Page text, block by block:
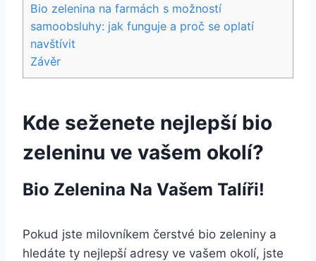
Bio zelenina na farmách⁢ s možností
samoobsluhy: jak funguje a proč se oplatí
navštívit
Závěr
Kde ‍seženete nejlepší bio
zeleninu ve vašem okolí?
Bio Zelenina Na ‍Vašem Talíři!
Pokud jste milovníkem čerstvé bio zeleniny a
hledáte ty nejlepší adresy ve vašem okolí, jste